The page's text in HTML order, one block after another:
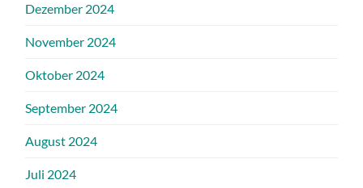
Dezember 2024
November 2024
Oktober 2024
September 2024
August 2024
Juli 2024